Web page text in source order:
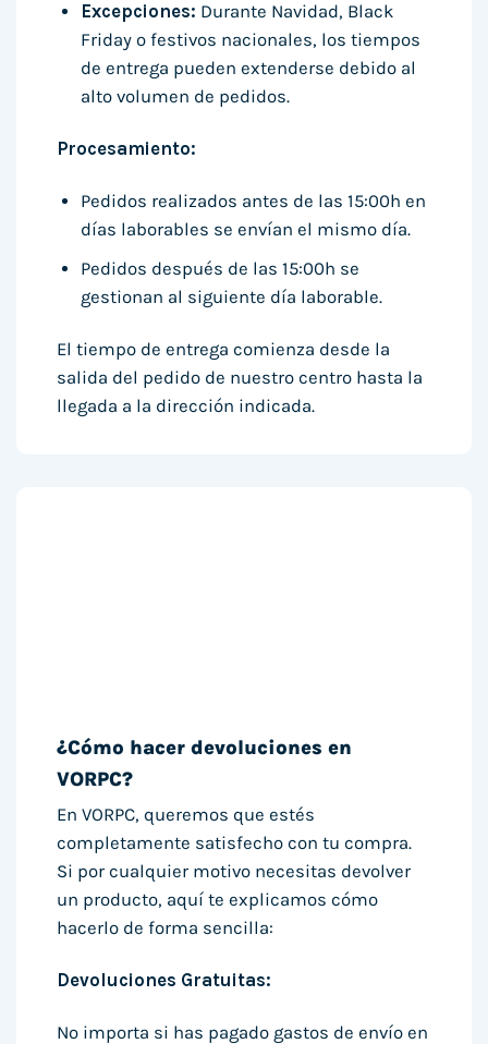
Excepciones: Durante Navidad, Black
Friday o festivos nacionales, los tiempos
de entrega pueden extenderse debido al
alto volumen de pedidos.
Procesamiento:
Pedidos realizados antes de las 15:00h en
días laborables se envían el mismo día.
Pedidos después de las 15:00h se
gestionan al siguiente día laborable.
El tiempo de entrega comienza desde la
salida del pedido de nuestro centro hasta la
llegada a la dirección indicada.
¿Cómo hacer devoluciones en
VORPC?
En VORPC, queremos que estés
completamente satisfecho con tu compra.
Si por cualquier motivo necesitas devolver
un producto, aquí te explicamos cómo
hacerlo de forma sencilla:
Devoluciones Gratuitas:
No importa si has pagado gastos de envío en